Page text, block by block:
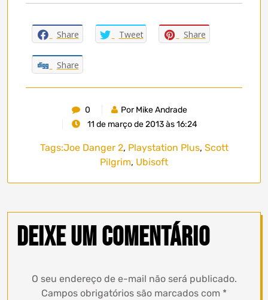
Share Tweet Share
Share
0
Por Mike Andrade
11 de março de 2013 às 16:24
Tags:Joe Danger 2, Playstation Plus, Scott
Pilgrim, Ubisoft
Deixe um comentário
O seu endereço de e-mail não será publicado.
Campos obrigatórios são marcados com *